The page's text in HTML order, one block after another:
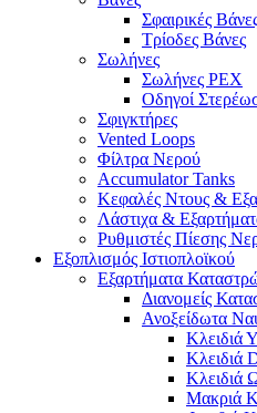
Σφαιρικές
Τρίοδες Βάνες
Σωλήνες
Σωλήνες PEX
Οδηγοί
Σφιγκτήρες
Vented Loops
Φίλτρα Νερού
Accumulator Tanks
Κεφαλές Ντους &
Λάστιχα &
Ρυθμιστές Πίεσης
Εξοπλισμός Ιστιοπλοϊκού
Εξαρτήματα
Διανομείς
Ανοξείδωτα
Κλειδιά
Κλειδιά
Κλειδιά
Μακριά